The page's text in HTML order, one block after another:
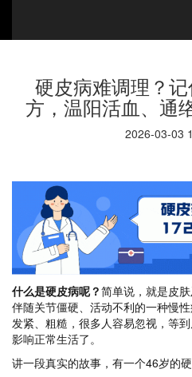
硬皮病难调理？
方，温阳活血、通
2026-03-03
什么是硬皮病呢？简单说，就是皮
伴随关节僵硬、活动不利的一种慢
发紧、粗糙，很多人容易忽视，等
影响正常生活了。
讲一段真实的故事，有一个46岁的硬